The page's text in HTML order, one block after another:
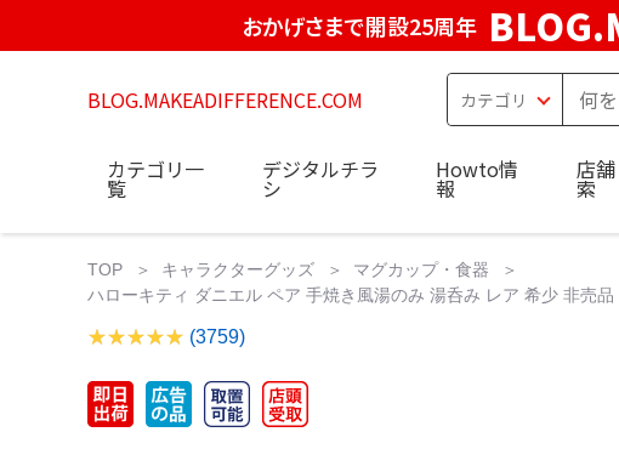
おかげさまで開設25周年
BLOG.MAKEADIFFERENCE.COM
カテゴリ一
覧
デジタルチラ
シ
Howto情
報
店
索
TOP キャラクターグッズ
マグカップ・食器
ハローキティ ダニエル ペア 手焼き風湯のみ 湯呑み レア 希少 非売
(3759)